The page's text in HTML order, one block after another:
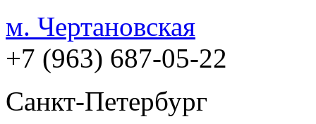
м. Чертановская
+7 (963) 687-05-22
Санкт-Петербург